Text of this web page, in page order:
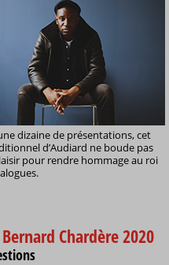
dizaine de présentations, cet
d’Audiard ne boude pas
pour rendre hommage au roi
Chardère 2020